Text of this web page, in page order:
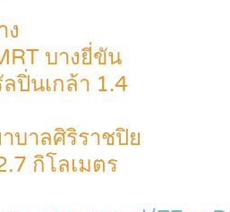
ง
บางยี่ขัน
ปิ่นเกล้า 1.4
บาลศิริราชปิย
กิโลเมตร